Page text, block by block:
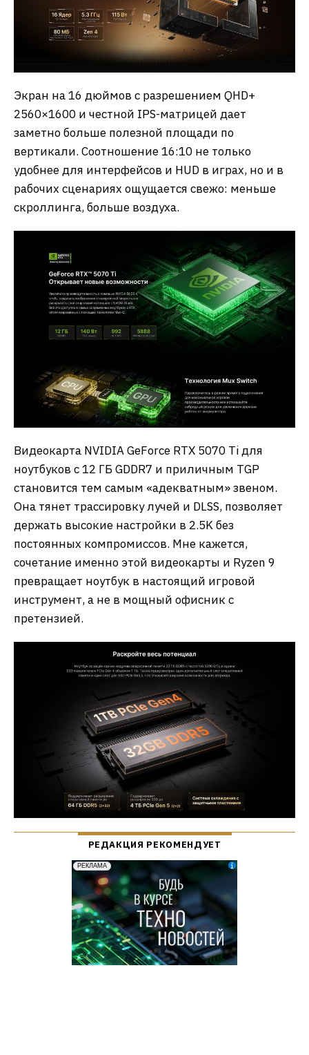
Экран на 16 дюймов с разрешением QHD+
2560×1600 и честной IPS-матрицей дает
заметно больше полезной площади по
вертикали. Соотношение 16:10 не только
удобнее для интерфейсов и HUD в играх, но и в
рабочих сценариях ощущается свежо: меньше
скроллинга, больше воздуха.
Видеокарта NVIDIA GeForce RTX 5070 Ti для
ноутбуков с 12 ГБ GDDR7 и приличным TGP
становится тем самым «адекватным» звеном.
Она тянет трассировку лучей и DLSS, позволяет
держать высокие настройки в 2.5K без
постоянных компромиссов. Мне кажется,
сочетание именно этой видеокарты и Ryzen 9
превращает ноутбук в настоящий игровой
инструмент, а не в мощный офисник с
претензией.